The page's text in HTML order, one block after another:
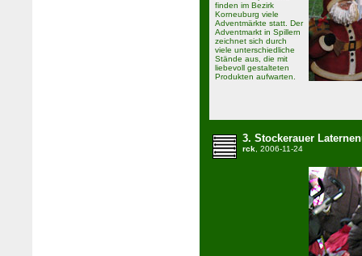
finden im Bezirk
Korneuburg viele
Adventmärkte statt. Der
Adventmarkt in Spillern
zeichnet sich durch
viele unterschiedliche
Stände aus, die mit
liebevoll gestalteten
Produkten aufwarten.
3. Stockerauer
rck, 2006-11-24